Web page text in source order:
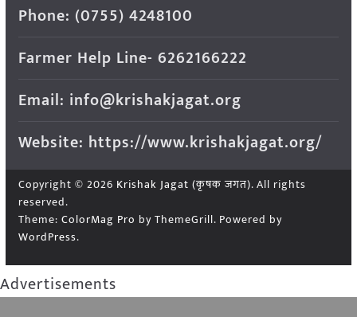
Phone: (0755) 4248100
Farmer Help Line- 6262166222
Email: info@krishakjagat.org
Website: https://www.krishakjagat.org/
Copyright © 2026 Krishak Jagat (कृषक जगत). All rights
reserved.
Theme: ColorMag Pro by ThemeGrill. Powered by
WordPress.
Advertisements